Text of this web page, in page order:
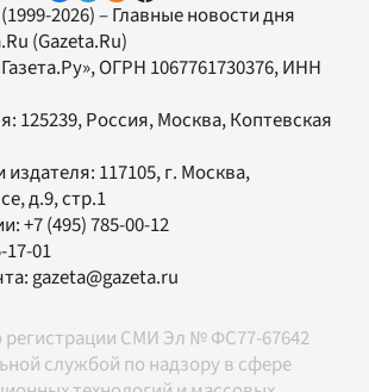
2026) – Главные новости дня
(Gazeta.Ru)
, ОГРН 1067761730376, ИНН
125239, Россия, Москва, Коптевская
издателя: 117105, г. Москва,
д.9, стр.1
+7 (495) 785-00-12
17-01
gazeta@gazeta.ru
регистрации СМИ Эл № ФС77-67642
службой по надзору в сфере